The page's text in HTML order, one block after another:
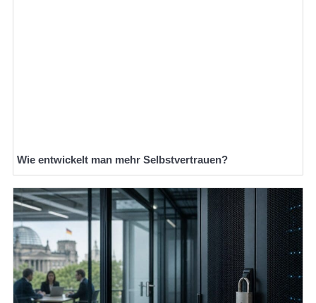
Wie entwickelt man mehr Selbstvertrauen?